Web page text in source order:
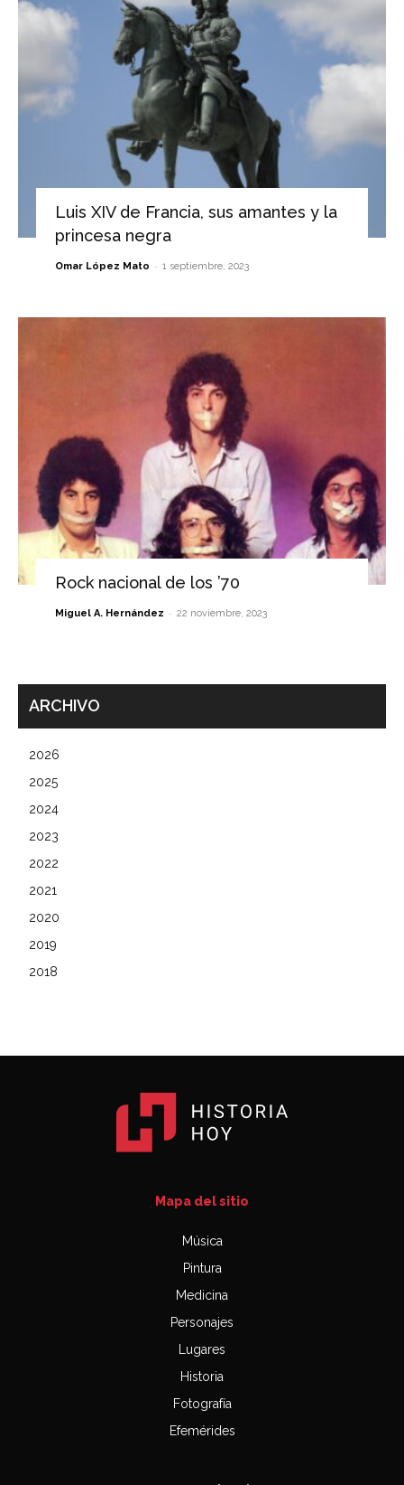
Luis XIV de Francia, sus amantes y la
princesa negra
Omar López Mato - 1 septiembre, 2023
Rock nacional de los ’70
Miguel A. Hernández - 22 noviembre, 2023
ARCHIVO
2026
2025
2024
2023
2022
2021
2020
2019
2018
Mapa del sitio
Música
Pintura
Medicina
Personajes
Lugares
Historia
Fotografía
Efemérides